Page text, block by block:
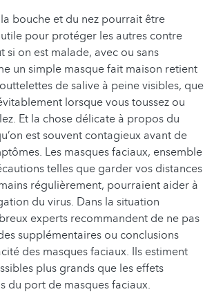
bouche et du nez pourrait être
pour protéger les autres contre
si on est malade, avec ou sans
un simple masque fait maison retient
de salive à peine visibles, que
lorsque vous toussez ou
Et la chose délicate à propos du
est souvent contagieux avant de
Les masques faciaux, ensemble
telles que garder vos distances
régulièrement, pourraient aider à
du virus. Dans la situation
experts recommandent de ne pas
supplémentaires ou conclusions
des masques faciaux. Ils estiment
plus grands que les effets
du port de masques faciaux.